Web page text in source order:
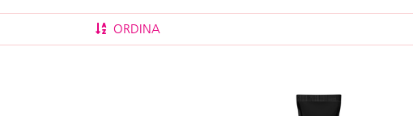
ORDINA